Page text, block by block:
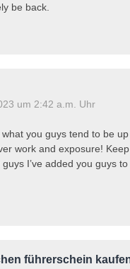
be back.
um 2:42 a.m. Uhr
you guys tend to be up
work and exposure!
I’ve added you guys to
führerschein